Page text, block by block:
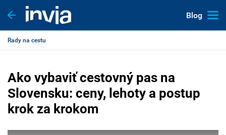
Blog
Rady na cestu
Ako vybaviť cestovný pas na
Slovensku: ceny, lehoty a postup
krok za krokom